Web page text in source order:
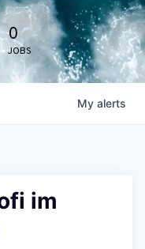
0
JOBS
My alerts
im